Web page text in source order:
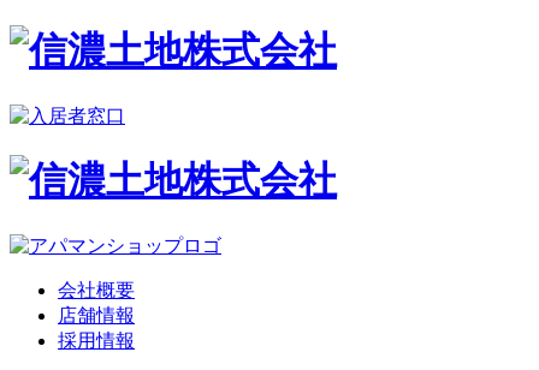
会社概要
店舗情報
採用情報